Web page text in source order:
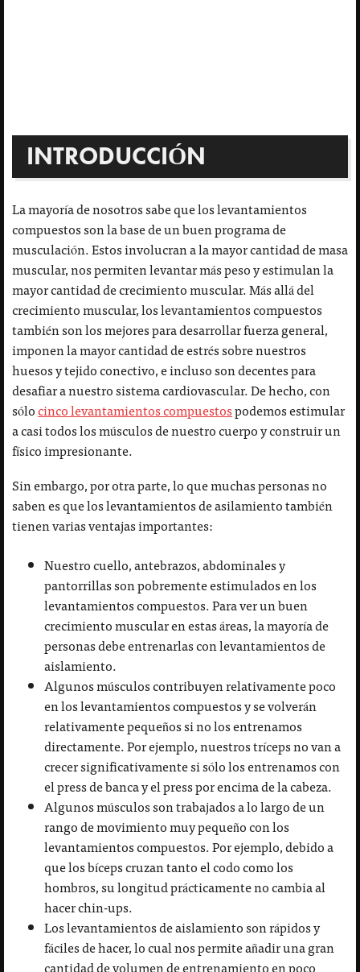
INTRODUCCIÓN
La mayoría de nosotros sabe que los levantamientos
compuestos son la base de un buen programa de
musculación. Estos involucran a la mayor cantidad de masa
muscular, nos permiten levantar más peso y estimulan la
mayor cantidad de crecimiento muscular. Más allá del
crecimiento muscular, los levantamientos compuestos
también son los mejores para desarrollar fuerza general,
imponen la mayor cantidad de estrés sobre nuestros
huesos y tejido conectivo, e incluso son decentes para
desafiar a nuestro sistema cardiovascular. De hecho, con
sólocinco levantamientos compuestospodemos estimular
a casi todos los músculos de nuestro cuerpo y construir un
físico impresionante.
Sin embargo, por otra parte, lo que muchas personas no
saben es que los levantamientos de asilamiento también
tienen varias ventajas importantes:
Nuestro cuello, antebrazos, abdominales y
pantorrillas son pobremente estimulados en los
levantamientos compuestos. Para ver un buen
crecimiento muscular en estas áreas, la mayoría de
personas debe entrenarlas con levantamientos de
aislamiento.
Algunos músculos contribuyen relativamente poco
en los levantamientos compuestos y se volverán
relativamente pequeños si no los entrenamos
directamente. Por ejemplo, nuestros tríceps no van a
crecer significativamente si sólo los entrenamos con
el press de banca y el press por encima de la cabeza.
Algunos músculos son trabajados a lo largo de un
rango de movimiento muy pequeño con los
levantamientos compuestos. Por ejemplo, debido a
que los bíceps cruzan tanto el codo como los
hombros, su longitud prácticamente no cambia al
hacer chin-ups.
Los levantamientos de aislamiento son rápidos y
fáciles de hacer, lo cual nos permite añadir una gran
cantidad de volumen de entrenamiento en poco